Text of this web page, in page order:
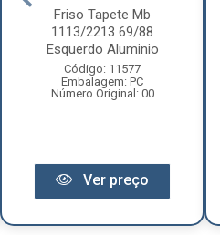
Friso Tapete Mb
1113/2213 69/88
Esquerdo Aluminio
Código: 11577
Embalagem: PC
Número Original: 00
Ver preço